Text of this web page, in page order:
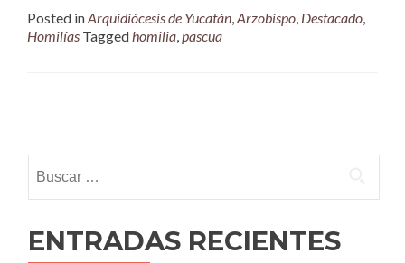
Posted inArquidiócesis de Yucatán,Arzobispo, Destacado,
Homilías Taggedhomilia,pascua
navigation
ENTRADAS RECIENTES